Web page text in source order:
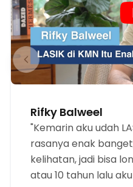
Rifky Balweel
"Kemarin aku udah
rasanya enak
kelihatan, jadi bisa
atau 10 tahun lalu